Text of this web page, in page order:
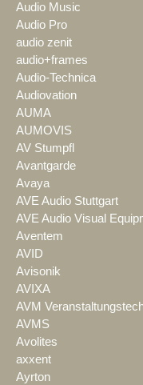
Audio Music
Audio Pro
audio zenit
audio+frames
Audio-Technica
Audiovation
AUMA
AUMOVIS
AV Stumpfl
Avantgarde
Avaya
AVE Audio Stuttgart
AVE Audio Visual
Aventem
AVID
Avisonik
AVIXA
AVM
AVMS
Avolites
axxent
Ayrton